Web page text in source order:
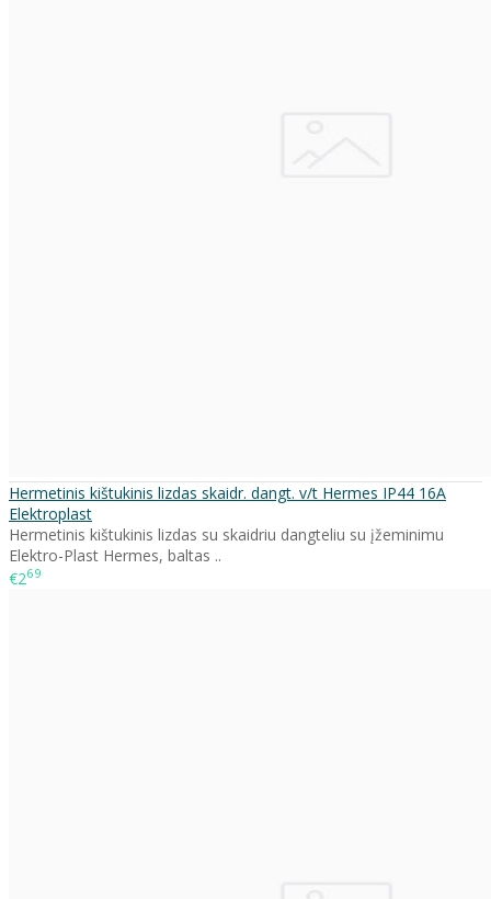
Hermetinis kištukinis lizdas skaidr. dangt. v/t Hermes IP44 16A
Elektroplast
Hermetinis kištukinis lizdas su skaidriu dangteliu su įžeminimu
Elektro-Plast Hermes, baltas ..
€269